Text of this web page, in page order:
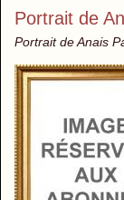
Portrait de
Portrait de Anais